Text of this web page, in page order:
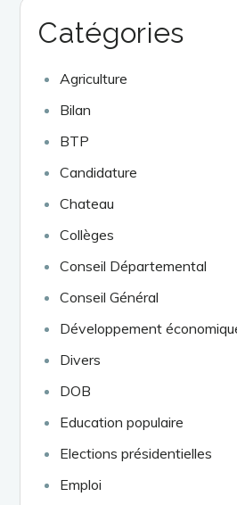
Catégories
Agriculture
Bilan
BTP
Candidature
Chateau
Collèges
Conseil Départemental
Conseil Général
Développement
Divers
DOB
Education populaire
Elections présidentielles
Emploi